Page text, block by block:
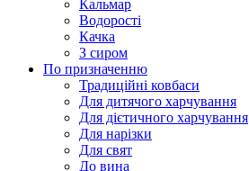
Кальмар
Водорості
Качка
З сиром
По призначенню
Традиційні ковбаси
Для дитячого харчування
Для дієтичного харчування
Для нарізки
Для свят
До вина